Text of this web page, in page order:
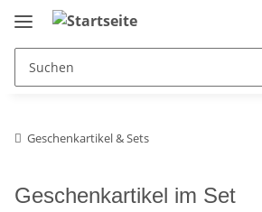
Geschenkartikel & Sets
Geschenkartikel im Set